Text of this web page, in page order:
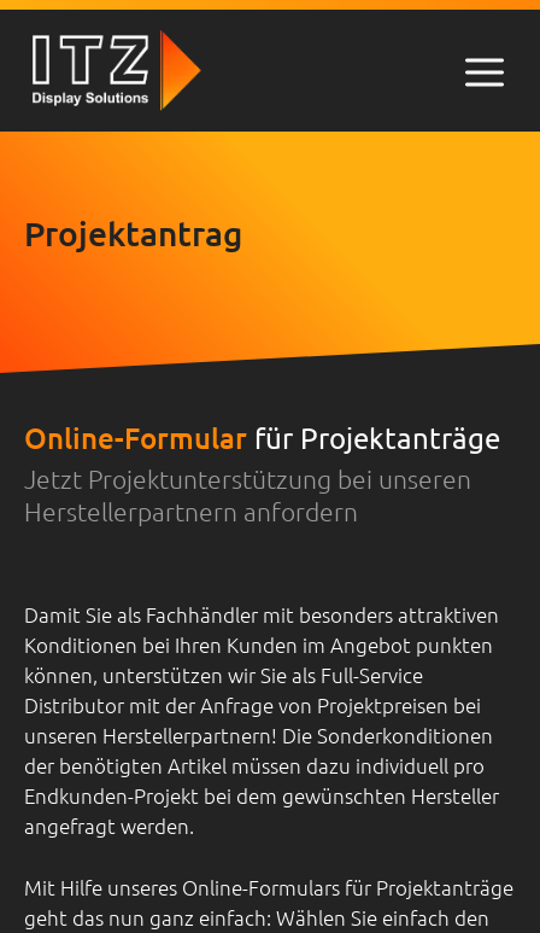
Zum
Inhalt
Projektantrag
Online-Formular für Projektanträge
Jetzt Projektunterstützung bei unseren
Herstellerpartnern anfordern
Damit Sie als Fachhändler mit besonders attraktiven
Konditionen bei Ihren Kunden im Angebot punkten
können, unterstützen wir Sie als Full-Service
Distributor mit der Anfrage von Projektpreisen bei
unseren Herstellerpartnern! Die Sonderkonditionen
der benötigten Artikel müssen dazu individuell pro
Endkunden-Projekt bei dem gewünschten Hersteller
angefragt werden.
Mit Hilfe unseres Online-Formulars für Projektanträge
geht das nun ganz einfach: Wählen Sie einfach den